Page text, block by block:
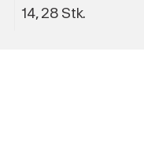
14, 28 Stk.